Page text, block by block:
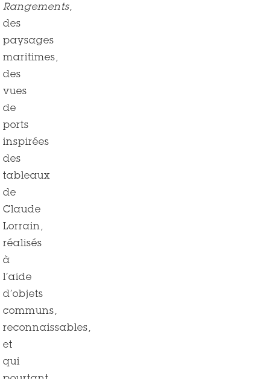
Rangements,
des
paysages
maritimes,
des
vues
de
ports
inspirées
des
tableaux
de
Claude
Lorrain,
réalisés
à
l’aide
d’objets
communs,
reconnaissables,
et
qui